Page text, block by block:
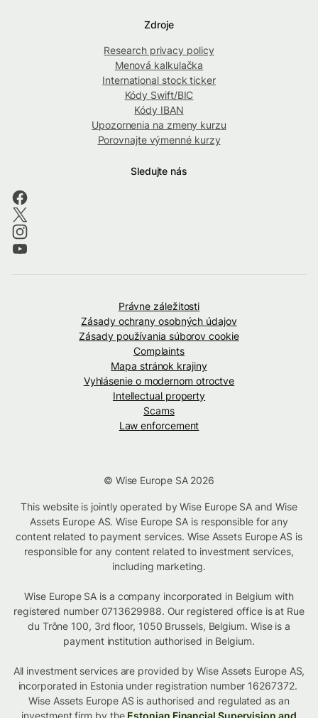
Zdroje
Research privacy policy
Menová kalkulačka
International stock ticker
Kódy Swift/BIC
Kódy IBAN
Upozornenia na zmeny kurzu
Porovnajte výmenné kurzy
Sledujte nás
Právne záležitosti
Zásady ochrany osobných údajov
Zásady používania súborov cookie
Complaints
Mapa stránok krajiny
Vyhlásenie o modernom otroctve
Intellectual property
Scams
Law enforcement
© Wise Europe SA 2026
This website is jointly operated by Wise Europe SA and Wise
Assets Europe AS. Wise Europe SA is responsible for any
content related to payment services. Wise Assets Europe AS is
responsible for any content related to investment services,
including marketing.
Wise Europe SA is a company incorporated in Belgium with
registered number 0713629988. Our registered office is at Rue
du Trône 100, 3rd floor, 1050 Brussels, Belgium. Wise is a
payment institution authorised in Belgium.
All investment services are provided by Wise Assets Europe AS,
incorporated in Estonia under registration number 16267372.
Wise Assets Europe AS is authorised and regulated as an
investment firm by the Estonian Financial Supervision and